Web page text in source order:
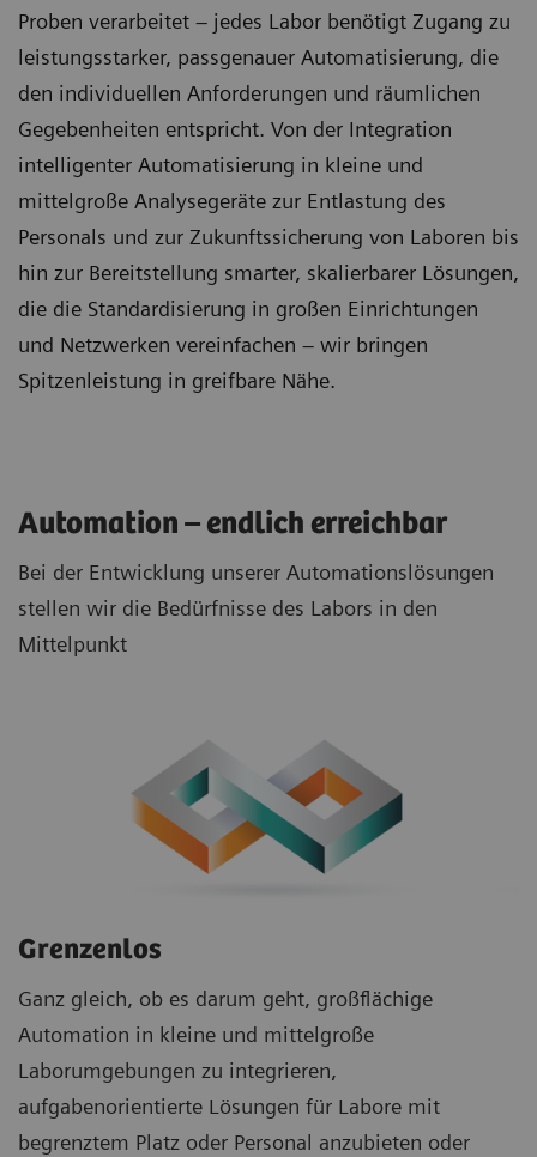
Proben verarbeitet – jedes Labor benötigt Zugang zu
leistungsstarker, passgenauer Automatisierung, die
den individuellen Anforderungen und räumlichen
Gegebenheiten entspricht. Von der Integration
intelligenter Automatisierung in kleine und
mittelgroße Analysegeräte zur Entlastung des
Personals und zur Zukunftssicherung von Laboren bis
hin zur Bereitstellung smarter, skalierbarer Lösungen,
die die Standardisierung in großen Einrichtungen
und Netzwerken vereinfachen – wir bringen
Spitzenleistung in greifbare Nähe.
Automation – endlich erreichbar
Bei der Entwicklung unserer Automationslösungen
stellen wir die Bedürfnisse des Labors in den
Mittelpunkt
Grenzenlos
Ganz gleich, ob es darum geht, großflächige
Automation in kleine und mittelgroße
Laborumgebungen zu integrieren,
aufgabenorientierte Lösungen für Labore mit
begrenztem Platz oder Personal anzubieten oder